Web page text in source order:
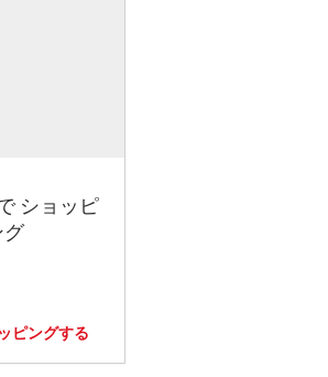
ショッピ
グ
ピングする